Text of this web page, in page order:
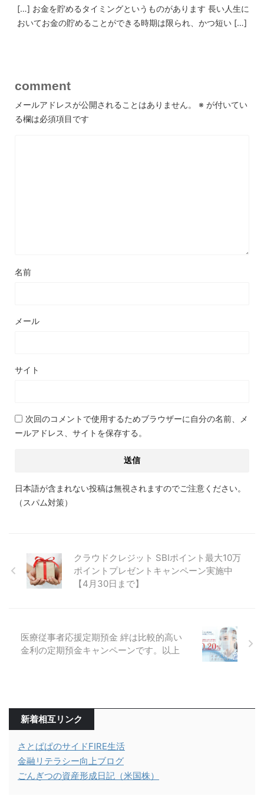
[…] お金を貯めるタイミングというものがあります 長い人生に
おいてお金の貯めることができる時期は限られ、かつ短い […]
comment
メールアドレスが公開されることはありません。 ※ が付いてい
る欄は必須項目です
名前
メール
サイト
次回のコメントで使用するためブラウザーに自分の名前、メ
ールアドレス、サイトを保存する。
日本語が含まれない投稿は無視されますのでご注意ください。
（スパム対策）
クラウドクレジット SBIポイント最大10万
ポイントプレゼントキャンペーン実施中
【4月30日まで】
医療従事者応援定期預金 絆は比較的高い
金利の定期預金キャンペーンです。以上
新着相互リンク
さとぱぱのサイドFIRE生活
金融リテラシー向上ブログ
ごんぎつの資産形成日記（米国株）